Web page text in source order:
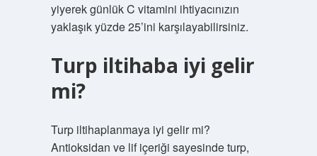
yiyerek günlük C vitamini ihtiyacınızın
yaklaşık yüzde 25’ini karşılayabilirsiniz.
Turp iltihaba iyi gelir
mi?
Turp iltihaplanmaya iyi gelir mi?
Antioksidan ve lif içeriği sayesinde turp,